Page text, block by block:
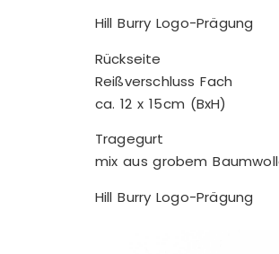
Hill Burry Logo-Prägung
Rückseite
Reißverschluss Fach
ca. 12 x 15cm (BxH)
Tragegurt
mix aus grobem
Hill Burry Logo-Prägung